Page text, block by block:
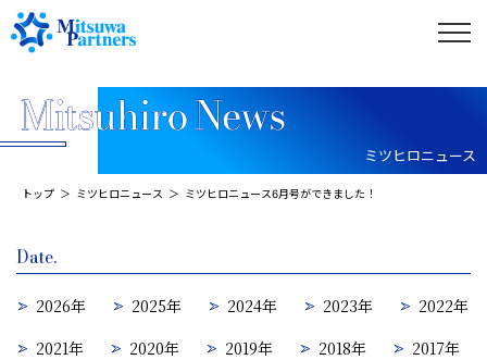
ミツヒロニュース
トップ ミツヒロニュース ミツヒロニュース6月号ができました！
Date.
2026年 2025年 2024年 2023年
2022年
2021年
2020年 2019年 2018年
2017年